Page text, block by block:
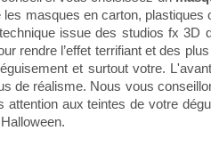
masques en carton,
issue des studios fx
rendre l’effet terrifiant et des
et surtout votre.
de réalisme. Nous vous
aux teintes de votre